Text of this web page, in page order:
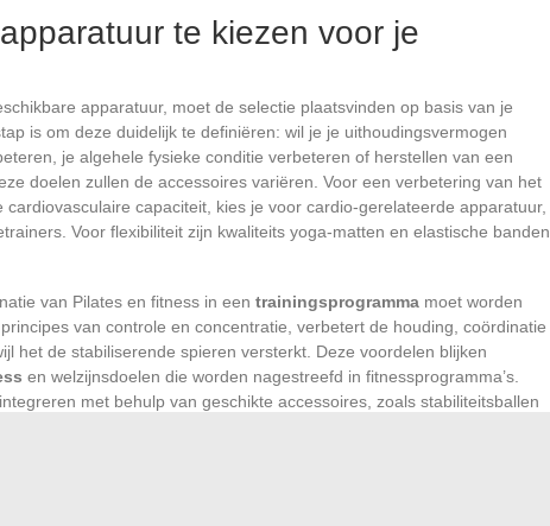
te kiezen voor je
apparatuur, moet de selectie plaatsvinden op basis van je
is om deze duidelijk te definiëren: wil je je uithoudingsvermogen
je algehele fysieke conditie verbeteren of herstellen van een
doelen zullen de accessoires variëren. Voor een verbetering van het
capaciteit, kies je voor cardio-gerelateerde apparatuur,
Voor flexibiliteit zijn kwaliteits yoga-matten en elastische banden
van Pilates en fitness in een trainingsprogramma moet worden
van controle en concentratie, verbetert de houding, coördinatie
het de stabiliserende spieren versterkt. Deze voordelen blijken
en welzijnsdoelen die worden nagestreefd in fitnessprogramma’s.
met behulp van geschikte accessoires, zoals stabiliteitsballen